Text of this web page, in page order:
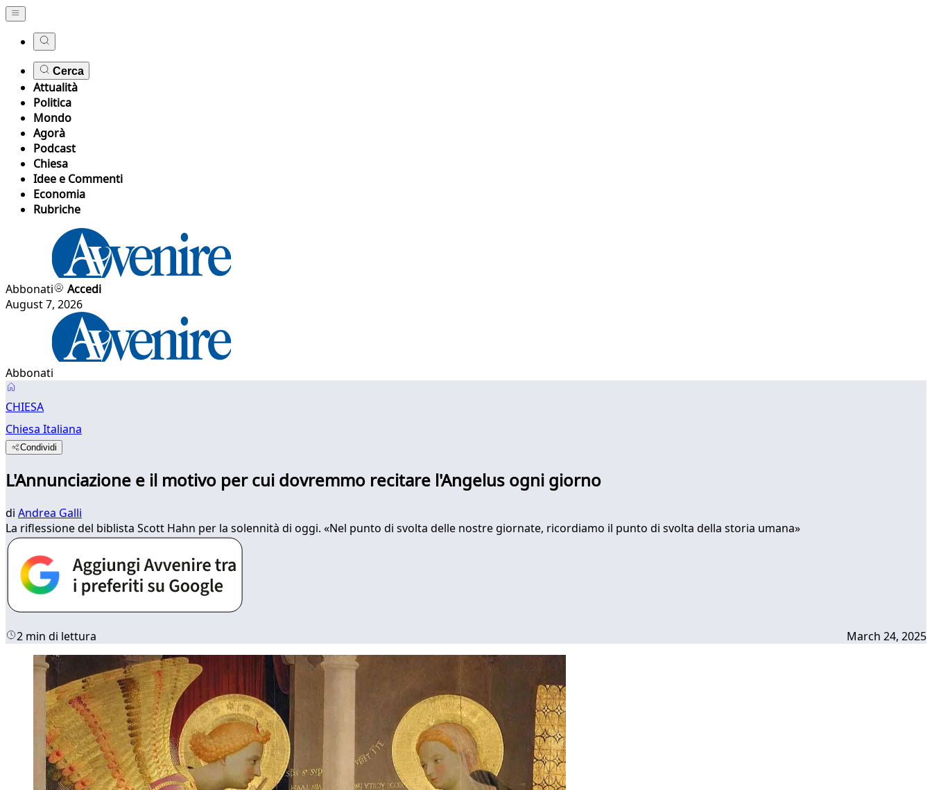
Cerca
Attualità
Politica
Mondo
Agorà
Podcast
Chiesa
Idee e Commenti
Economia
Rubriche
Abbonati
Accedi
August 7, 2026
Abbonati
CHIESA
Chiesa Italiana
Condividi
L'Annunciazione e il motivo per cui dovremmo recitare l'Angelus ogni giorno
di Andrea Galli
La riflessione del biblista Scott Hahn per la solennità di oggi. «Nel punto di svolta delle nostre giornate, ricordiamo il punto di svolta della storia umana»
2 min di lettura March 24, 2025